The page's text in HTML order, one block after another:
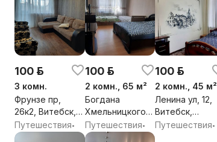
100 р.
3 комн.
Фрунзе пр,
26к2, Витебск,
Витебская обл.
Путешествия•
100 р.
2 комн., 65 м²
Богдана
Хмельницкого
ул, 4, Витебск,
Витебская обл.
Путешествия•
100 р.
2 комн., 45 м²
Ленина ул, 12,
Витебск,
Витебская обл.
Путешествия•